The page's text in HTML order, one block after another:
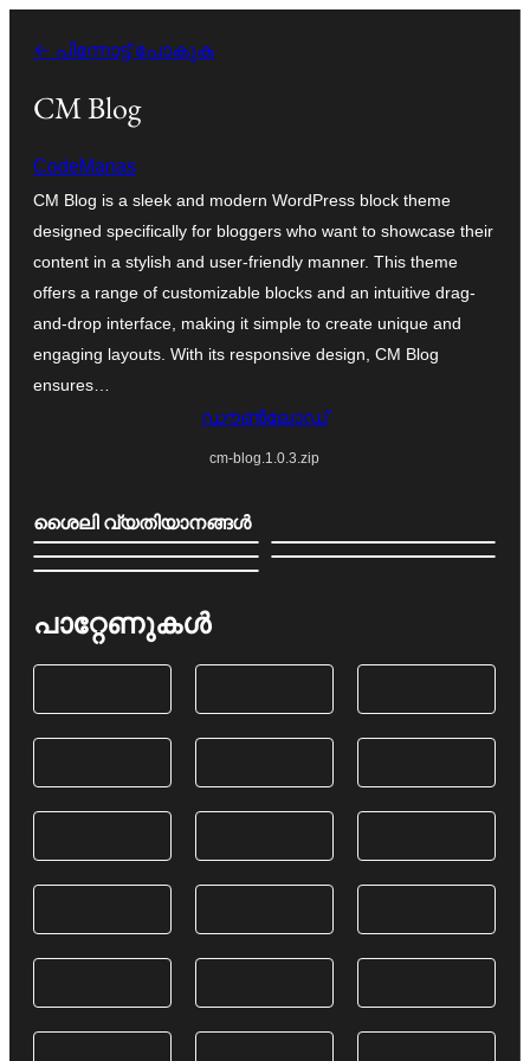
നീങ്ങുക
← പിന്നോട്ട് പോകുക
CM Blog
CodeManas
CM Blog is a sleek and modern WordPress block theme
designed specifically for bloggers who want to showcase their
content in a stylish and user-friendly manner. This theme
offers a range of customizable blocks and an intuitive drag-
and-drop interface, making it simple to create unique and
engaging layouts. With its responsive design, CM Blog
ensures…
ഡൗൺലോഡ്
cm-blog.1.0.3.zip
ശൈലി വ്യതിയാനങ്ങൾ
പാറ്റേണുകൾ